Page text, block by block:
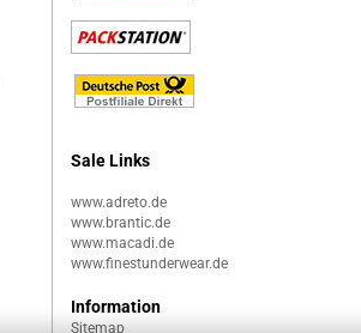
Sale Links
www.adreto.de
www.brantic.de
www.macadi.de
www.finestunderwear.de
Information
Sitemap